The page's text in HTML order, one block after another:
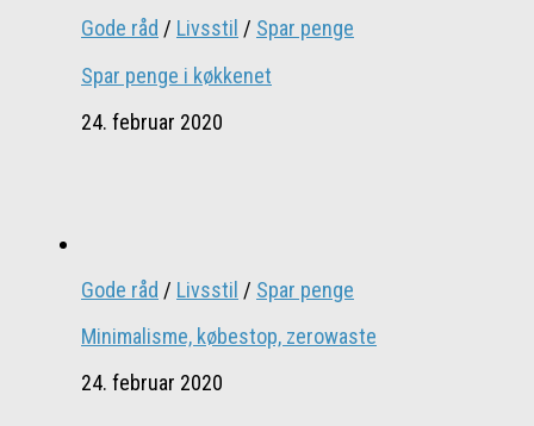
Gode råd / Livsstil / Spar penge
Spar penge i køkkenet
24. februar 2020
Gode råd / Livsstil / Spar penge
Minimalisme, købestop, zerowaste
24. februar 2020